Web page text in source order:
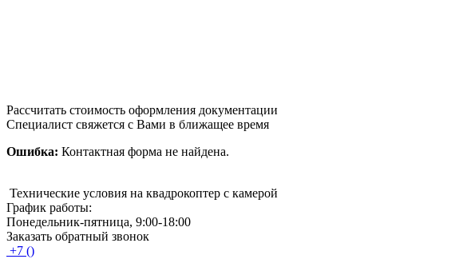
Рассчитать стоимость оформления документации
Специалист свяжется с Вами в ближащее время
Ошибка: Контактная форма не найдена.
Технические условия на квадрокоптер с камерой
График работы:
Понедельник-пятница, 9:00-18:00
Заказать обратный звонок
+7 ()